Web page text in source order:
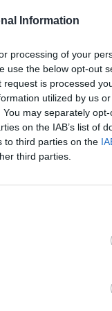
Information
processing of your
use the below opt-out
is processed
utilized by us
may separately
on the IAB’s list of
to third parties on the
third parties.
σε